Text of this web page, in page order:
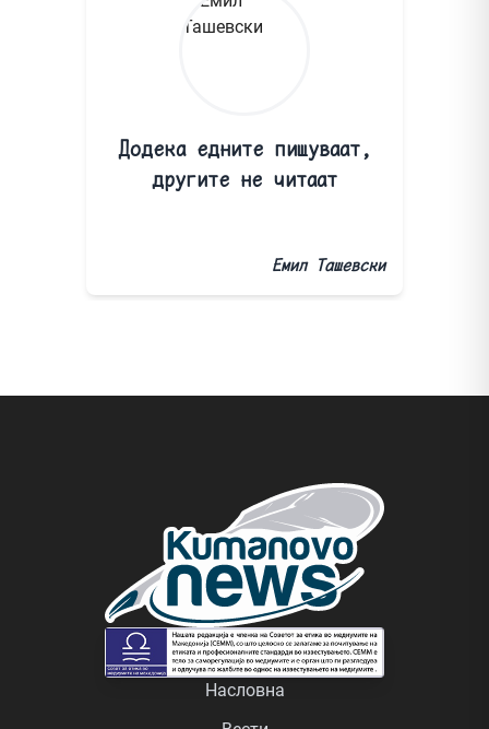
Додека едните пишуваат,
другите не читаат
Емил Ташевски
Насловна